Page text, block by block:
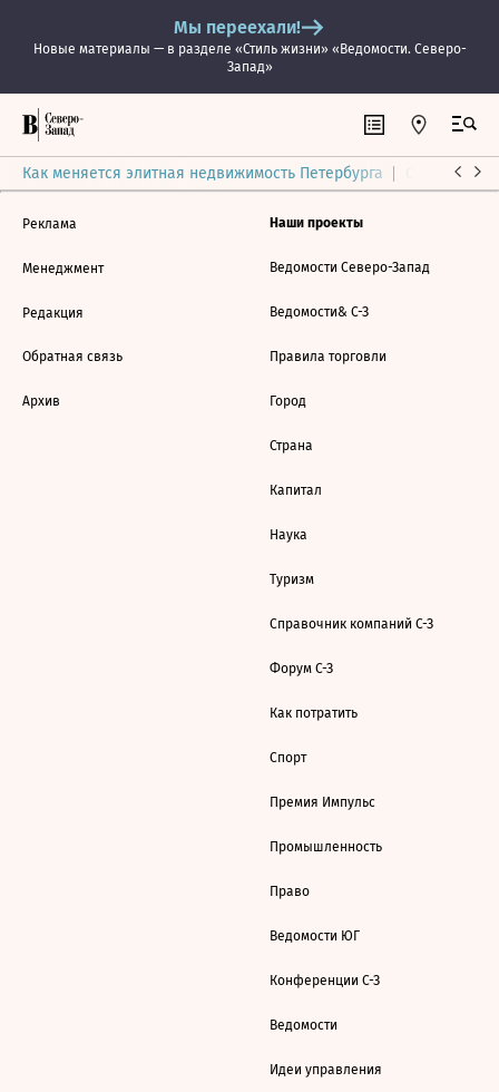
Мы переехали!
Новые материалы — в разделе «Стиль жизни» «Ведомости. Северо-
Запад»
Как меняется элитная недвижимость Петербурга Ситуация
Реклама
Менеджмент
Редакция
Обратная связь
Архив
Наши проекты
Ведомости Северо-Запад
Ведомости& С-З
Правила торговли
Город
Страна
Капитал
Наука
Туризм
Справочник компаний С-З
Форум С-З
Как потратить
Спорт
Премия Импульс
Промышленность
Право
Ведомости ЮГ
Конференции С-З
Ведомости
Идеи управления